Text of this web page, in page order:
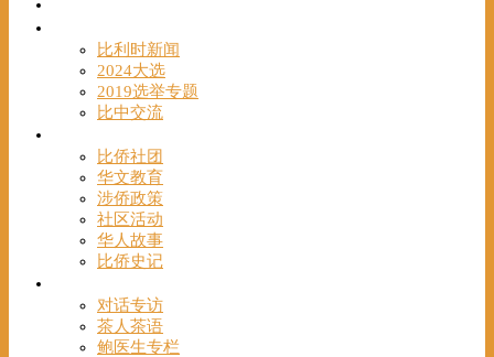
比利时新闻
2024大选
2019选举专题
比中交流
比侨社团
华文教育
涉侨政策
社区活动
华人故事
比侨史记
对话专访
茶人茶语
鲍医生专栏